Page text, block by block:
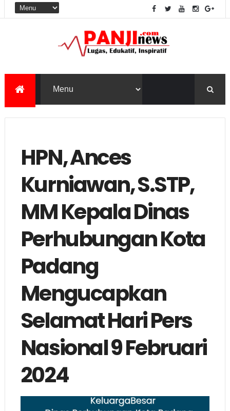
HPN, Ances
Kurniawan, S.STP,
MM Kepala Dinas
Perhubungan Kota
Padang
Mengucapkan
Selamat Hari Pers
Nasional 9 Februari
2024